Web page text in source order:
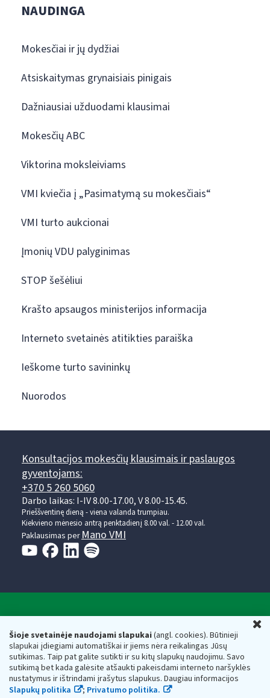
Šioje svetainėje naudojami slapukai(angl. cookies). Būtinieji
slapukai įdiegiami automatiškai ir jiems nėra reikalingas Jūsų
sutikimas. Taip pat galite sutikti ir su kitų slapukų naudojimu. Savo
sutikimą bet kada galėsite atšaukti pakeisdami interneto naršyklės
nustatymus ir ištrindami įrašytus slapukus. Daugiau informacijos
Slapukų politika
; Privatumo politika.
NAUDINGA
Mokesčiai ir jų dydžiai
Atsiskaitymas grynaisiais pinigais
Dažniausiai užduodami klausimai
Mokesčių ABC
Viktorina moksleiviams
VMI kviečia į „Pasimatymą su mokesčiais“
VMI turto aukcionai
Įmonių VDU palyginimas
STOP šešėliui
Krašto apsaugos ministerijos informacija
Interneto svetainės atitikties paraiška
Ieškome turto savininkų
Nuorodos
Konsultacijos mokesčių klausimais ir paslaugos
gyventojams:
+370 5 260 5060
Darbo laikas: I-IV 8.00-17.00, V 8.00-15.45.
Prieššventinę dieną - viena valanda trumpiau.
Kiekvieno mėnesio antrą penktadienį 8.00 val. - 12.00 val.
Paklausimas per Mano VMI
Respublikos finansų ministerijos
Biudžetinė įstaiga. Juridinio asmens kodas — 188659752,
adresas: Vasario 16-osios g. 14, 01107 Vilnius, Lietuva, el.paštas:
vmi@vmi.lt, E. pristatymo dėžutės adresas 188659752
Duomenys apie Valstybinę mokesčių inspekciją prie Lietuvos
Respublikos finansų ministerijos kaupiami ir saugomi Juridinių